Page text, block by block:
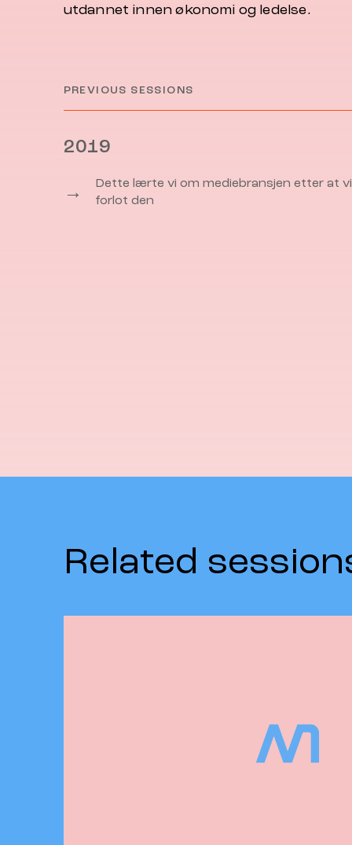
utdannet innen økonomi og ledelse.
PREVIOUS SESSIONS
2019
→
Dette lærte vi om mediebransjen etter at vi
forlot den
Related